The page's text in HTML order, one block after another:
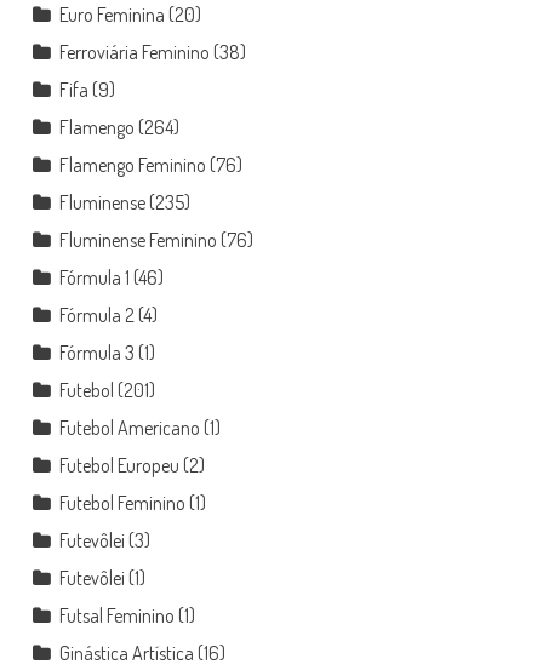
Euro Feminina (20)
Ferroviária Feminino (38)
Fifa (9)
Flamengo (264)
Flamengo Feminino (76)
Fluminense(235)
Fluminense Feminino (76)
Fórmula 1 (46)
Fórmula 2 (4)
Fórmula 3 (1)
Futebol (201)
Futebol Americano (1)
Futebol Europeu (2)
Futebol Feminino (1)
Futevôlei (3)
Futevôlei (1)
Futsal Feminino (1)
Ginástica Artística (16)